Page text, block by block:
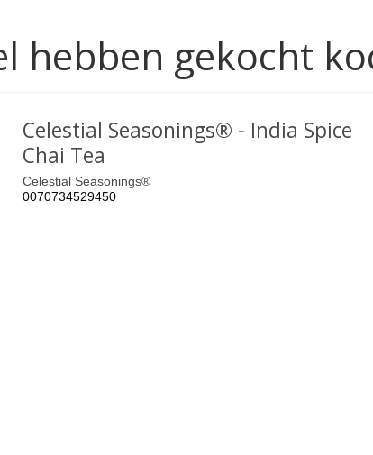
hebben gekocht
Celestial Seasonings® - India Spice
Chai Tea
Celestial Seasonings®
0070734529450